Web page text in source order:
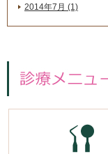
2014年7月 (1)